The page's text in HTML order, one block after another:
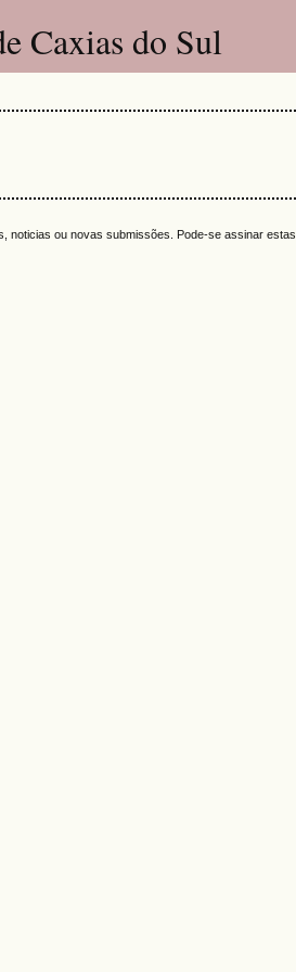
Caxias do Sul
noticias ou novas submissões. Pode-se assinar estas